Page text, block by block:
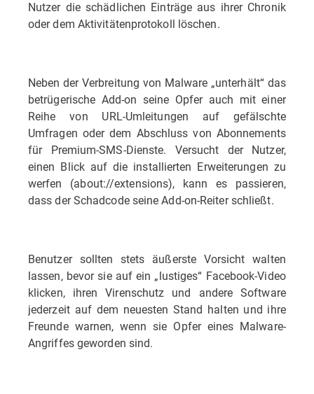
Nutzer die schädlichen Einträge aus ihrer Chronik
oder dem Aktivitätenprotokoll löschen.
Neben der Verbreitung von Malware „unterhält“ das
betrügerische Add-on seine Opfer auch mit einer
Reihe von URL-Umleitungen auf gefälschte
Umfragen oder dem Abschluss von Abonnements
für Premium-SMS-Dienste. Versucht der Nutzer,
einen Blick auf die installierten Erweiterungen zu
werfen (about://extensions), kann es passieren,
dass der Schadcode seine Add-on-Reiter schließt.
Benutzer sollten stets äußerste Vorsicht walten
lassen, bevor sie auf ein „lustiges“ Facebook-Video
klicken, ihren Virenschutz und andere Software
jederzeit auf dem neuesten Stand halten und ihre
Freunde warnen, wenn sie Opfer eines Malware-
Angriffes geworden sind.